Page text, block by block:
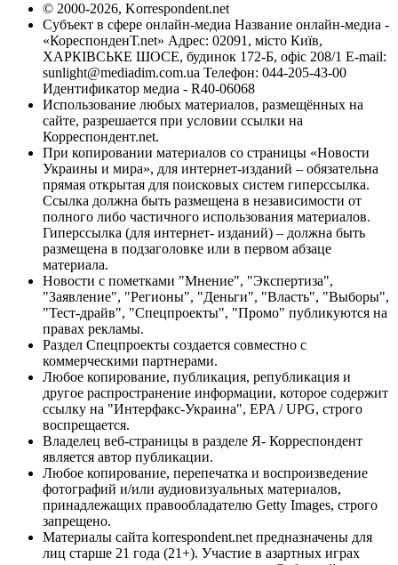
© 2000-2026, Korrespondent.net
Субъект в сфере онлайн-медиа Название онлайн-медиа -
«КореспонденТ.net» Адрес: 02091, місто Київ,
ХАРКІВСЬКЕ ШОСЕ, будинок 172-Б, офіс 208/1 E-mail:
sunlight@mediadim.com.ua Телефон: 044-205-43-00
Идентификатор медиа - R40-06068
Использование любых материалов, размещённых на
сайте, разрешается при условии ссылки на
Корреспондент.net.
При копировании материалов со страницы «Новости
Украины и мира», для интернет-изданий – обязательна
прямая открытая для поисковых систем гиперссылка.
Ссылка должна быть размещена в независимости от
полного либо частичного использования материалов.
Гиперссылка (для интернет- изданий) – должна быть
размещена в подзаголовке или в первом абзаце
материала.
Новости с пометками "Мнение", "Экспертиза",
"Заявление", "Регионы", "Деньги", "Власть", "Выборы",
"Тест-драйв", "Спецпроекты", "Промо" публикуются на
правах рекламы.
Раздел Спецпроекты создается совместно с
коммерческими партнерами.
Любое копирование, публикация, републикация и
другое распространение информации, которое содержит
ссылку на "Интерфакс-Украина", EPA / UPG, строго
воспрещается.
Владелец веб-страницы в разделе Я- Корреспондент
является автор публикации.
Любое копирование, перепечатка и воспроизведение
фотографий и/или аудиовизуальных материалов,
принадлежащих правообладателю Getty Images, строго
запрещено.
Материалы сайта korrespondent.net предназначены для
лиц старше 21 года (21+). Участие в азартных играх